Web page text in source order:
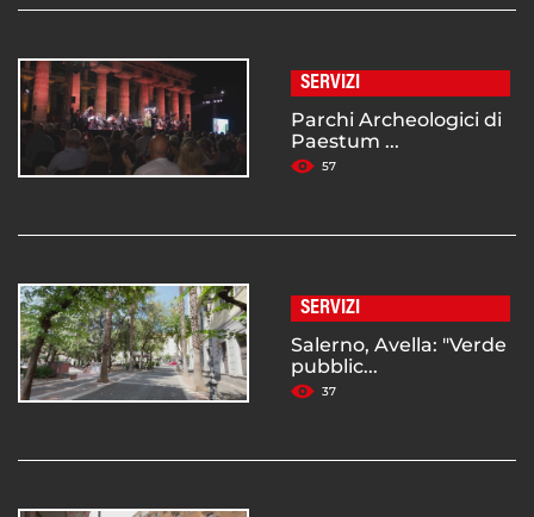
SERVIZI
Parchi Archeologici di
Paestum ...
57
SERVIZI
Salerno, Avella: "Verde
pubblic...
37